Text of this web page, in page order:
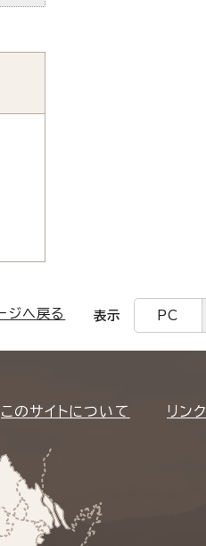
ジへ戻る 表示 PC
このサイトについて リンク